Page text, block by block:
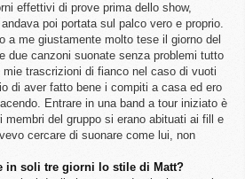
effettivi di prove prima dello show,
poi portata sul palco vero e proprio.
a me giustamente molto tese il giorno del
due canzoni suonate senza problemi tutto
trascrizioni di fianco nel caso di vuoti
di aver fatto bene i compiti a casa ed ero
Entrare in una band a tour iniziato è
del gruppo si erano abituati ai fill e
cercare di suonare come lui, non
in soli tre giorni lo stile di Matt?